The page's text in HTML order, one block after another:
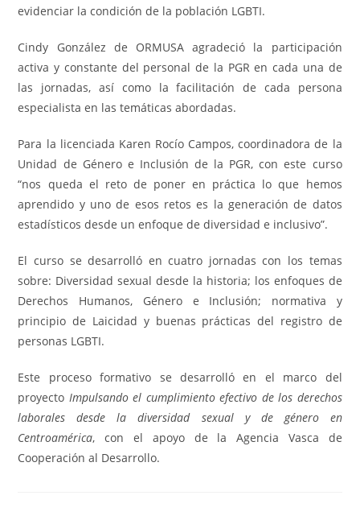
evidenciar la condición de la población LGBTI.
Cindy González de ORMUSA agradeció la participación
activa y constante del personal de la PGR en cada una de
las jornadas, así como la facilitación de cada persona
especialista en las temáticas abordadas.
Para la licenciada Karen Rocío Campos, coordinadora de la
Unidad de Género e Inclusión de la PGR, con este curso
“nos queda el reto de poner en práctica lo que hemos
aprendido y uno de esos retos es la generación de datos
estadísticos desde un enfoque de diversidad e inclusivo”.
El curso se desarrolló en cuatro jornadas con los temas
sobre: Diversidad sexual desde la historia; los enfoques de
Derechos Humanos, Género e Inclusión; normativa y
principio de Laicidad y buenas prácticas del registro de
personas LGBTI.
Este proceso formativo se desarrolló en el marco del
proyecto Impulsando el cumplimiento efectivo de los derechos
laborales desde la diversidad sexual y de género en
Centroamérica, con el apoyo de la Agencia Vasca de
Cooperación al Desarrollo.